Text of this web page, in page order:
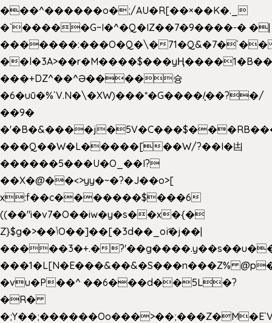
���^������o�;/AU�R[��×��K�._
�`�����G~I�^�Q�IZ��7�9����-� �|
�������:���O�Q�\�
���+DZ^��^Ə����슝
�6�uū�%`V.N�\�XW)���*�G����/̨��?�/
��9�
���Q��W�L�����[��W/?��I�凷
������5���U�O_��I?
��X�@��<>yy�~�?�J��o>[
x:f��c�������$���6
((��"i�v7�O��iw�y�s��x�{�
Z}$g�>��ݳO��]��[�3d��_oަi�j��|
�����3�+.�
���1�L[N�E���&��&�S���n���Z%
�vu�P��^ ��6���d��5L�?
�R�